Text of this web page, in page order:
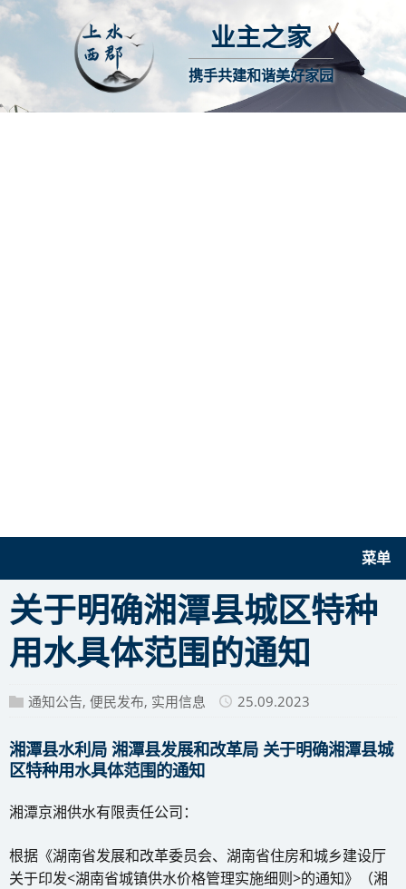
业主之家
携手共建和谐美好家园
菜单
关于明确湘潭县城区特种
用水具体范围的通知
通知公告, 便民发布, 实用信息 25.09.2023
湘潭县水利局 湘潭县发展和改革局 关于明确湘潭县城
区特种用水具体范围的通知
湘潭京湘供水有限责任公司：
根据《湖南省发展和改革委员会、湖南省住房和城乡建设厅
关于印发<湖南省城镇供水价格管理实施细则>的通知》（湘